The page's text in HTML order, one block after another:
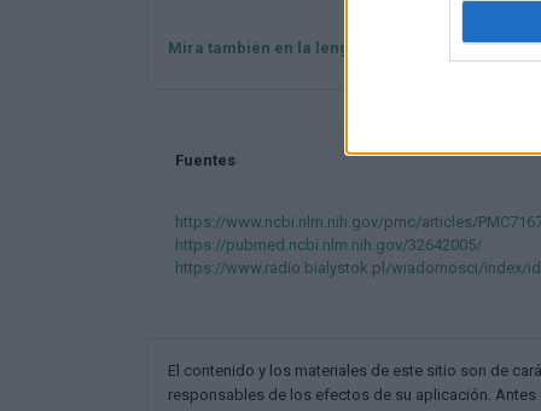
Mira también en la lengua français
Fuentes
https://www.ncbi.nlm.nih.gov/pmc/articles/
https://pubmed.ncbi.nlm.nih.gov/32642005/
https://www.radio.bialystok.pl/wiadomosci/index/
El contenido y los materiales de este sitio son de
responsables de los efectos de su aplicación.